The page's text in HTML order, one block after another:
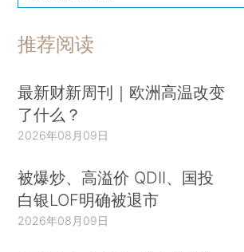
推荐阅读
最新财新周刊｜欧洲高温改变
了什么？
2026年08月09日
被爆炒、高溢价 QDII、国投
白银LOF明确被退市
2026年08月09日